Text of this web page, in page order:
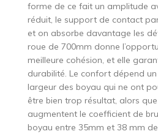
forme de ce fait un amplitude
réduit, le support de contact
et on absorbe davantage les
roue de 700mm donne
meilleure cohésion, et elle
durabilité. Le confort dépend
largeur des boyau qui ne ont
être bien trop résultat, alors
augmentent le coefficient de
boyau entre 35mm et 38 mm de